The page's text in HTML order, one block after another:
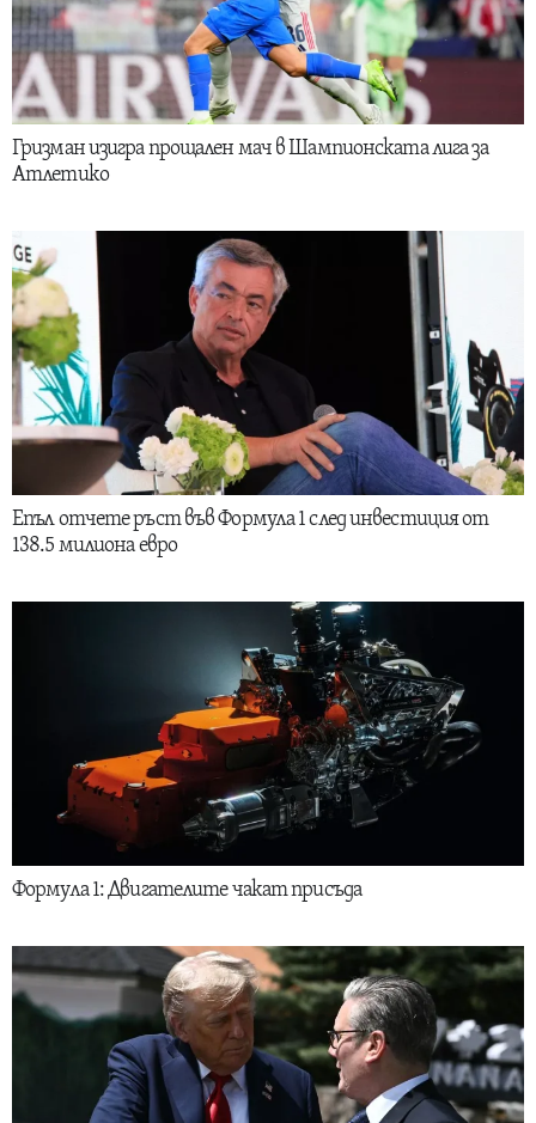
Гризман изигра прощален мач в Шампионската лига за
Атлетико
Епъл отчете ръст във Формула 1 след инвестиция от
138.5 милиона евро
Формула 1: Двигателите чакат присъда